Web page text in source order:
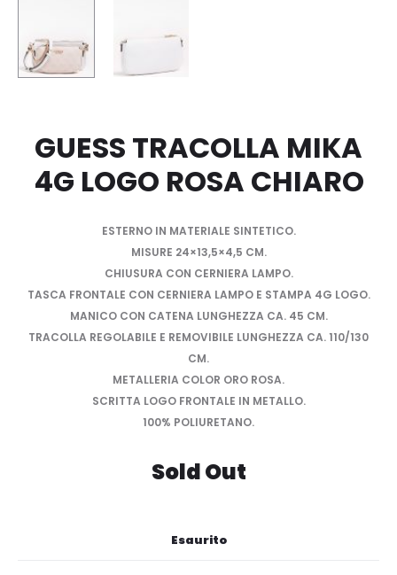
GUESS TRACOLLA MIKA
4G LOGO ROSA CHIARO
ESTERNO IN MATERIALE SINTETICO.
MISURE 24×13,5×4,5 CM.
CHIUSURA CON CERNIERA LAMPO.
TASCA FRONTALE CON CERNIERA LAMPO E STAMPA 4G LOGO.
MANICO CON CATENA LUNGHEZZA CA. 45 CM.
TRACOLLA REGOLABILE E REMOVIBILE LUNGHEZZA CA. 110/130
CM.
METALLERIA COLOR ORO ROSA.
SCRITTA LOGO FRONTALE IN METALLO.
100% POLIURETANO.
Sold Out
Esaurito